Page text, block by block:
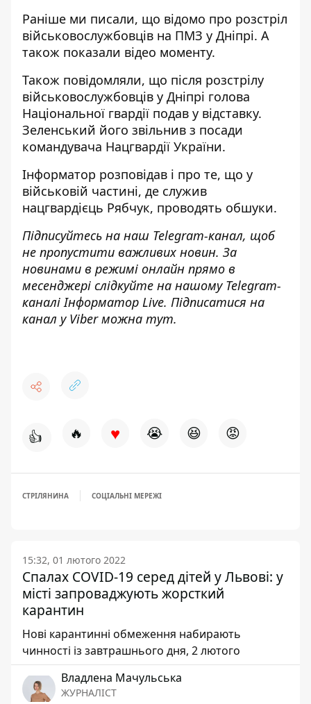
Раніше ми писали, що відомо про розстріл
військовослужбовців на ПМЗ у Дніпрі. А
також показали відео моменту.
Також повідомляли, що після розстрілу
військовослужбовців у Дніпрі голова
Національної гвардії подав у відставку.
Зеленський його звільнив з посади
командувача Нацгвардії України.
Інформатор розповідав і про те, що у
військовій частині, де служив
нацгвардієць Рябчук, проводять обшуки.
Підписуйтесь на наш Telegram-канал, щоб
не пропустити важливих новин. За
новинами в режимі онлайн прямо в
месенджері слідкуйте на нашому Telegram-
каналіІнформатор Live. Підписатися на
канал у Viber можна тут.
👍 🔥 ♥ 😭 😆 😡
СТРІЛЯНИНА СОЦІАЛЬНІ МЕРЕЖІ
15:32, 01 лютого 2022
Спалах COVID-19 серед дітей у Львові: у
місті запроваджують жорсткий
карантин
Нові карантинні обмеження набирають
чинності із завтрашнього дня, 2 лютого
Владлена Мачульська
ЖУРНАЛІСТ